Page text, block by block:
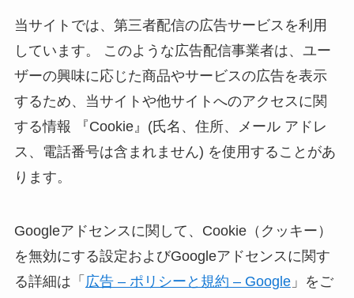
当サイトでは、第三者配信の広告サービスを利用
しています。 このような広告配信事業者は、ユー
ザーの興味に応じた商品やサービスの広告を表示
するため、当サイトや他サイトへのアクセスに関
する情報 『Cookie』(氏名、住所、メール アドレ
ス、電話番号は含まれません) を使用することがあ
ります。
Googleアドセンスに関して、Cookie（クッキー）
を無効にする設定およびGoogleアドセンスに関す
る詳細は「 広告 – ポリシーと規約 – Google」をご